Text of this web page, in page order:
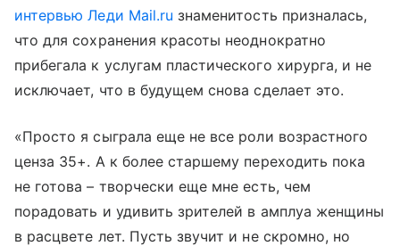
интервью Леди Mail.ru знаменитость призналась,
что для сохранения красоты неоднократно
прибегала к услугам пластического хирурга, и не
исключает, что в будущем снова сделает это.
«Просто я сыграла еще не все роли возрастного
ценза 35+. А к более старшему переходить пока
не готова – творчески еще мне есть, чем
порадовать и удивить зрителей в амплуа женщины
в расцвете лет. Пусть звучит и не скромно, но